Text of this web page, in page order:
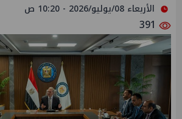
الأربعاء 08/يوليو/2026 - 10:20 ص